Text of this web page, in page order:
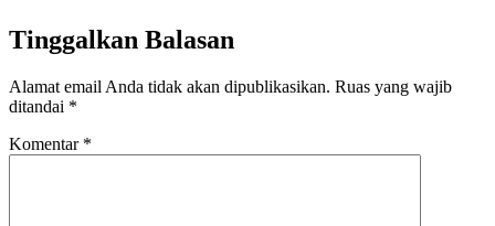
Tinggalkan Balasan
Alamat email Anda tidak akan dipublikasikan. Ruas yang wajib
ditandai *
Komentar *